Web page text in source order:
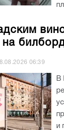
на
06:39
В
и